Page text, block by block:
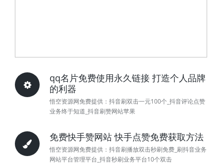
qq名片免费使用永久链接 打造个人品牌
的利器
悟空资源网免费提供：抖音刷双击一元100个_抖音评论点赞
业务终于知道_抖音刷赞网站苹果
免费快手赞网站 快手点赞免费获取方法
悟空资源网免费提供：抖音刷播放双击秒刷免费_刷抖音业务
网站平台管理平台_抖音秒刷业务平台10个双击